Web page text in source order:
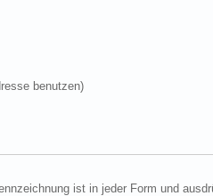
benutzen)
ist in jeder Form und